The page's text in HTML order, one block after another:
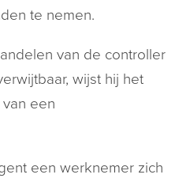
te nemen.
van de controller
wijst hij het
een
een werknemer zich